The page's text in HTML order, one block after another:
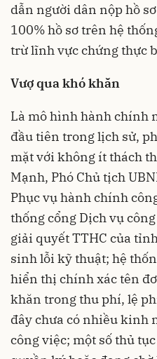
dẫn người dân nộp hồ
100% hồ sơ trên hệ
trừ lĩnh vực chứng thực
Vượ qua khó khăn
Là mô hình hành chính
đầu tiên trong lịch sử,
mặt với không ít thách
Mạnh, Phó Chủ tịch
Phục vụ hành chính
thống cổng Dịch vụ
giải quyết TTHC của
sinh lỗi kỹ thuật; hệ
hiển thị chính xác tên
khăn trong thu phí, lệ
đây chưa có nhiều kinh
công việc; một số thủ